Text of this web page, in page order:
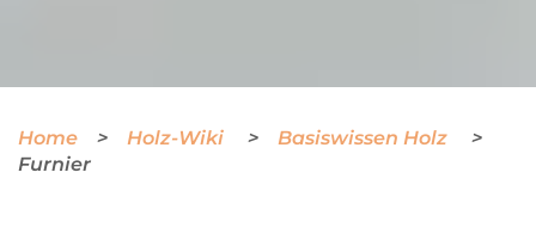
Home Holz-Wiki
Basiswissen Holz
Furnier